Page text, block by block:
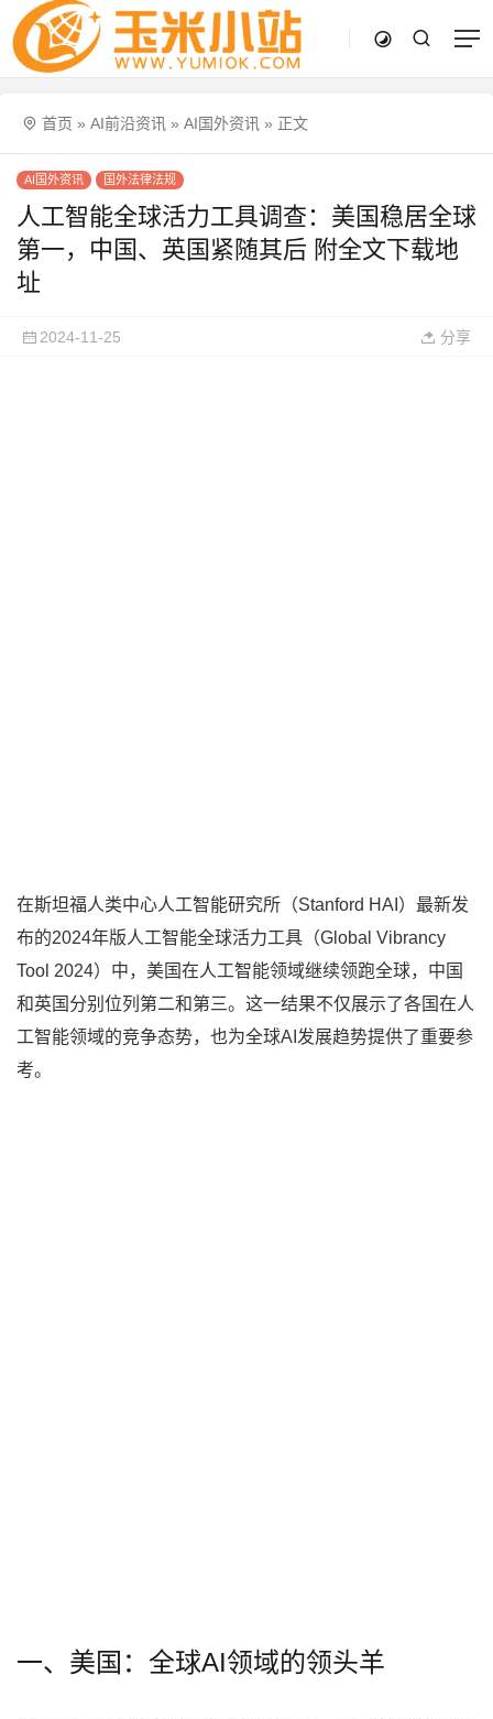
首页 » AI前沿资讯 » AI国外资讯 » 正文
AI国外资讯 国外法律法规
人工智能全球活力工具调查：美国稳居全球
第一，中国、英国紧随其后 附全文下载地
址
2024-11-25 分享
在斯坦福人类中心人工智能研究所（Stanford HAI）最新发
布的2024年版人工智能全球活力工具（Global Vibrancy
Tool 2024）中，美国在人工智能领域继续领跑全球，中国
和英国分别位列第二和第三。这一结果不仅展示了各国在人
工智能领域的竞争态势，也为全球AI发展趋势提供了重要参
考。
一、美国：全球AI领域的领头羊